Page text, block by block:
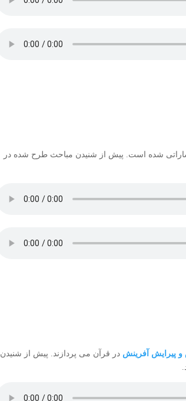
شده است. پیش از شنیدن مباحث طرح شده در
و پیرایش آفرینش در قرآن می پردازند. پیش از شنیدن